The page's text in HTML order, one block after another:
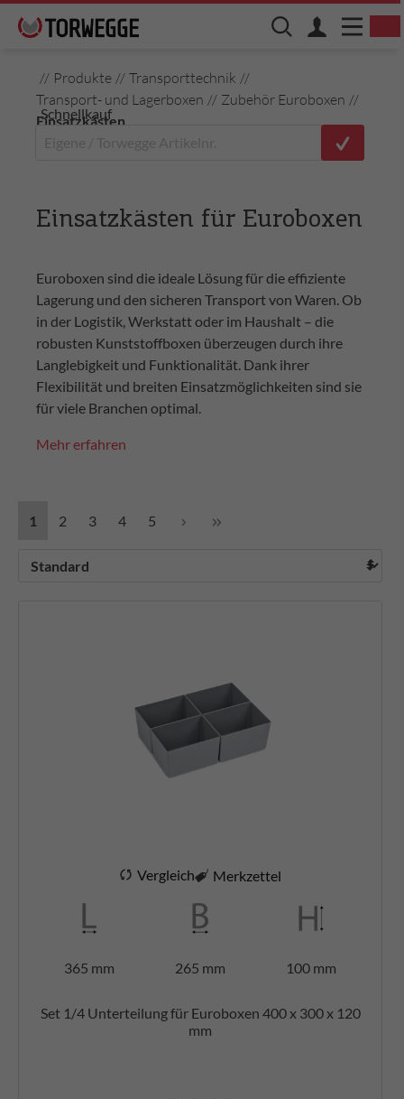
// Produkte // Transporttechnik //
Transport- und Lagerboxen // Zubehör Euroboxen //
Einsatzkästen
Schnellkauf
Einsatzkästen für Euroboxen
Euroboxen sind die ideale Lösung für die effiziente
Lagerung und den sicheren Transport von Waren. Ob
in der Logistik, Werkstatt oder im Haushalt – die
robusten Kunststoffboxen überzeugen durch ihre
Langlebigkeit und Funktionalität. Dank ihrer
Flexibilität und breiten Einsatzmöglichkeiten sind sie
für viele Branchen optimal.
Mehr erfahren
1 2 3 4 5
Vergleich Merkzettel
365 mm 265 mm 100 mm
Set 1/4 Unterteilung für Euroboxen 400 x 300 x 120
mm